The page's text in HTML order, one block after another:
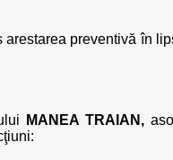
preventivă în
MANEA TRAIAN,